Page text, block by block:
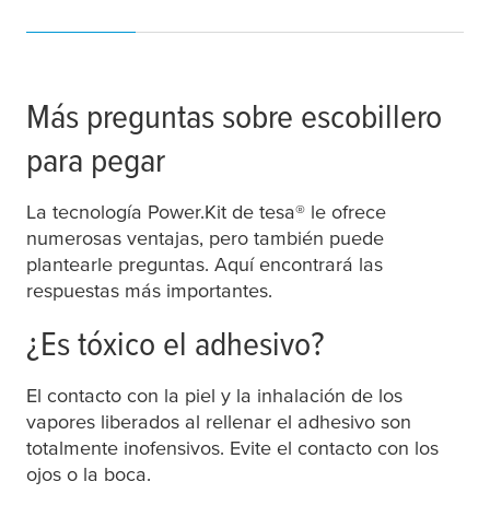
Más preguntas sobre escobillero
para pegar
La tecnología Power.Kit de tesa® le ofrece
numerosas ventajas, pero también puede
plantearle preguntas. Aquí encontrará las
respuestas más importantes.
¿Es tóxico el adhesivo?
El contacto con la piel y la inhalación de los
vapores liberados al rellenar el adhesivo son
totalmente inofensivos. Evite el contacto con los
ojos o la boca.